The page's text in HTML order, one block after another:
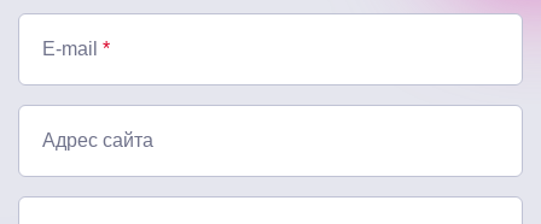
E-mail *
Адрес сайта